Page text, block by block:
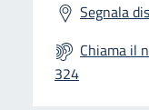
Segnala
Chiama il
324